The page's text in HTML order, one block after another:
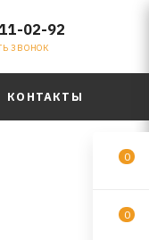
02-92
ЗВОНОК
КОНТАКТЫ
0
0